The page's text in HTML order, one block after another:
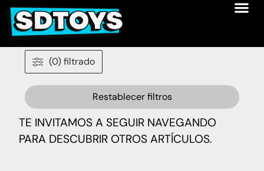
(0) filtrado
Restablecer filtros
TE INVITAMOS A SEGUIR NAVEGANDO
PARA DESCUBRIR OTROS ARTÍCULOS.